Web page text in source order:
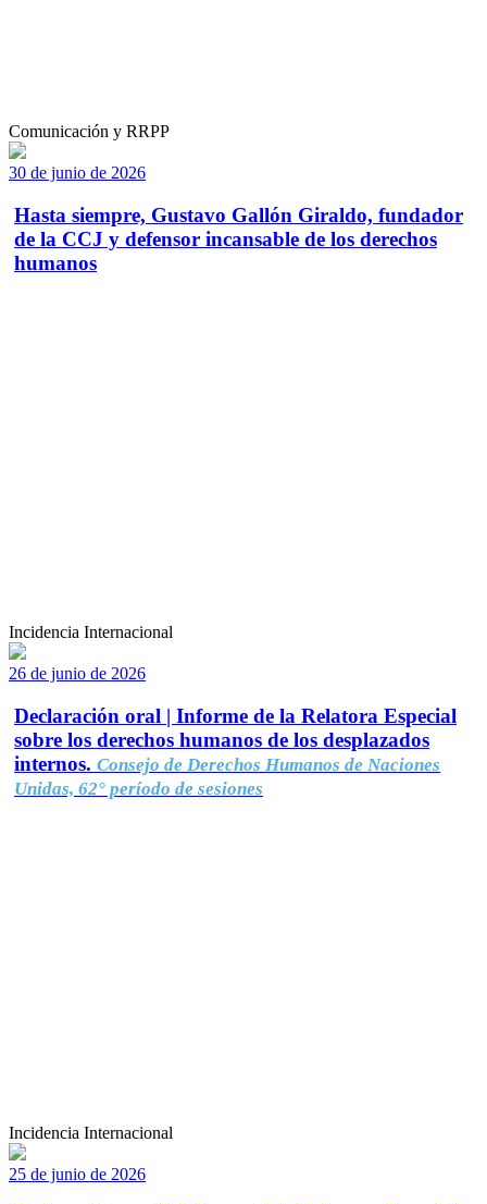
Comunicación y RRPP
30 de junio de 2026
Hasta siempre, Gustavo Gallón Giraldo, fundador
de la CCJ y defensor incansable de los derechos
humanos
Incidencia Internacional
26 de junio de 2026
Declaración oral | Informe de la Relatora Especial
sobre los derechos humanos de los desplazados
internos. Consejo de Derechos Humanos de Naciones
Unidas, 62° período de sesiones
Incidencia Internacional
25 de junio de 2026